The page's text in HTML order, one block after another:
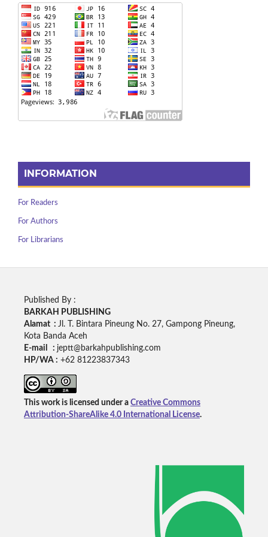
INFORMATION
For Readers
For Authors
For Librarians
Published By :
BARKAH PUBLISHING
Alamat : Jl. T. Bintara Pineung No. 27, Gampong Pineung,
Kota Banda Aceh
E-mail : jeptt@barkahpublishing.com
HP/WA : +62 81223837343
This work is licensed under a Creative Commons
Attribution-ShareAlike 4.0 International License.